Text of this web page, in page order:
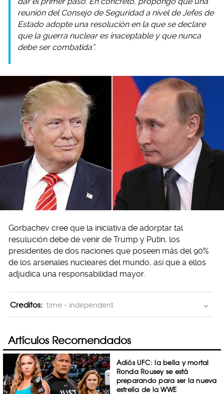
reunión del Consejo de Seguridad a nivel de Jefes de
Estado adopte una resolución en la que se declare
que la guerra nuclear es inaceptable y que nunca
debe ser combatida”.
Gorbachev cree que la iniciativa de adorptar tal
resulución debe de venir de Trump y Putin, los
presidentes de dos naciones que poseen más del 90%
de los arsenales nucleares del mundo, así que a ellos
adjudica una responsabilidad mayor.
Creditos: time - independent
Artículos Recomendados
Adiós UFC: la bella y mortal
Ronda Rousey se está
preparando para ser la nueva
estrella de la WWE